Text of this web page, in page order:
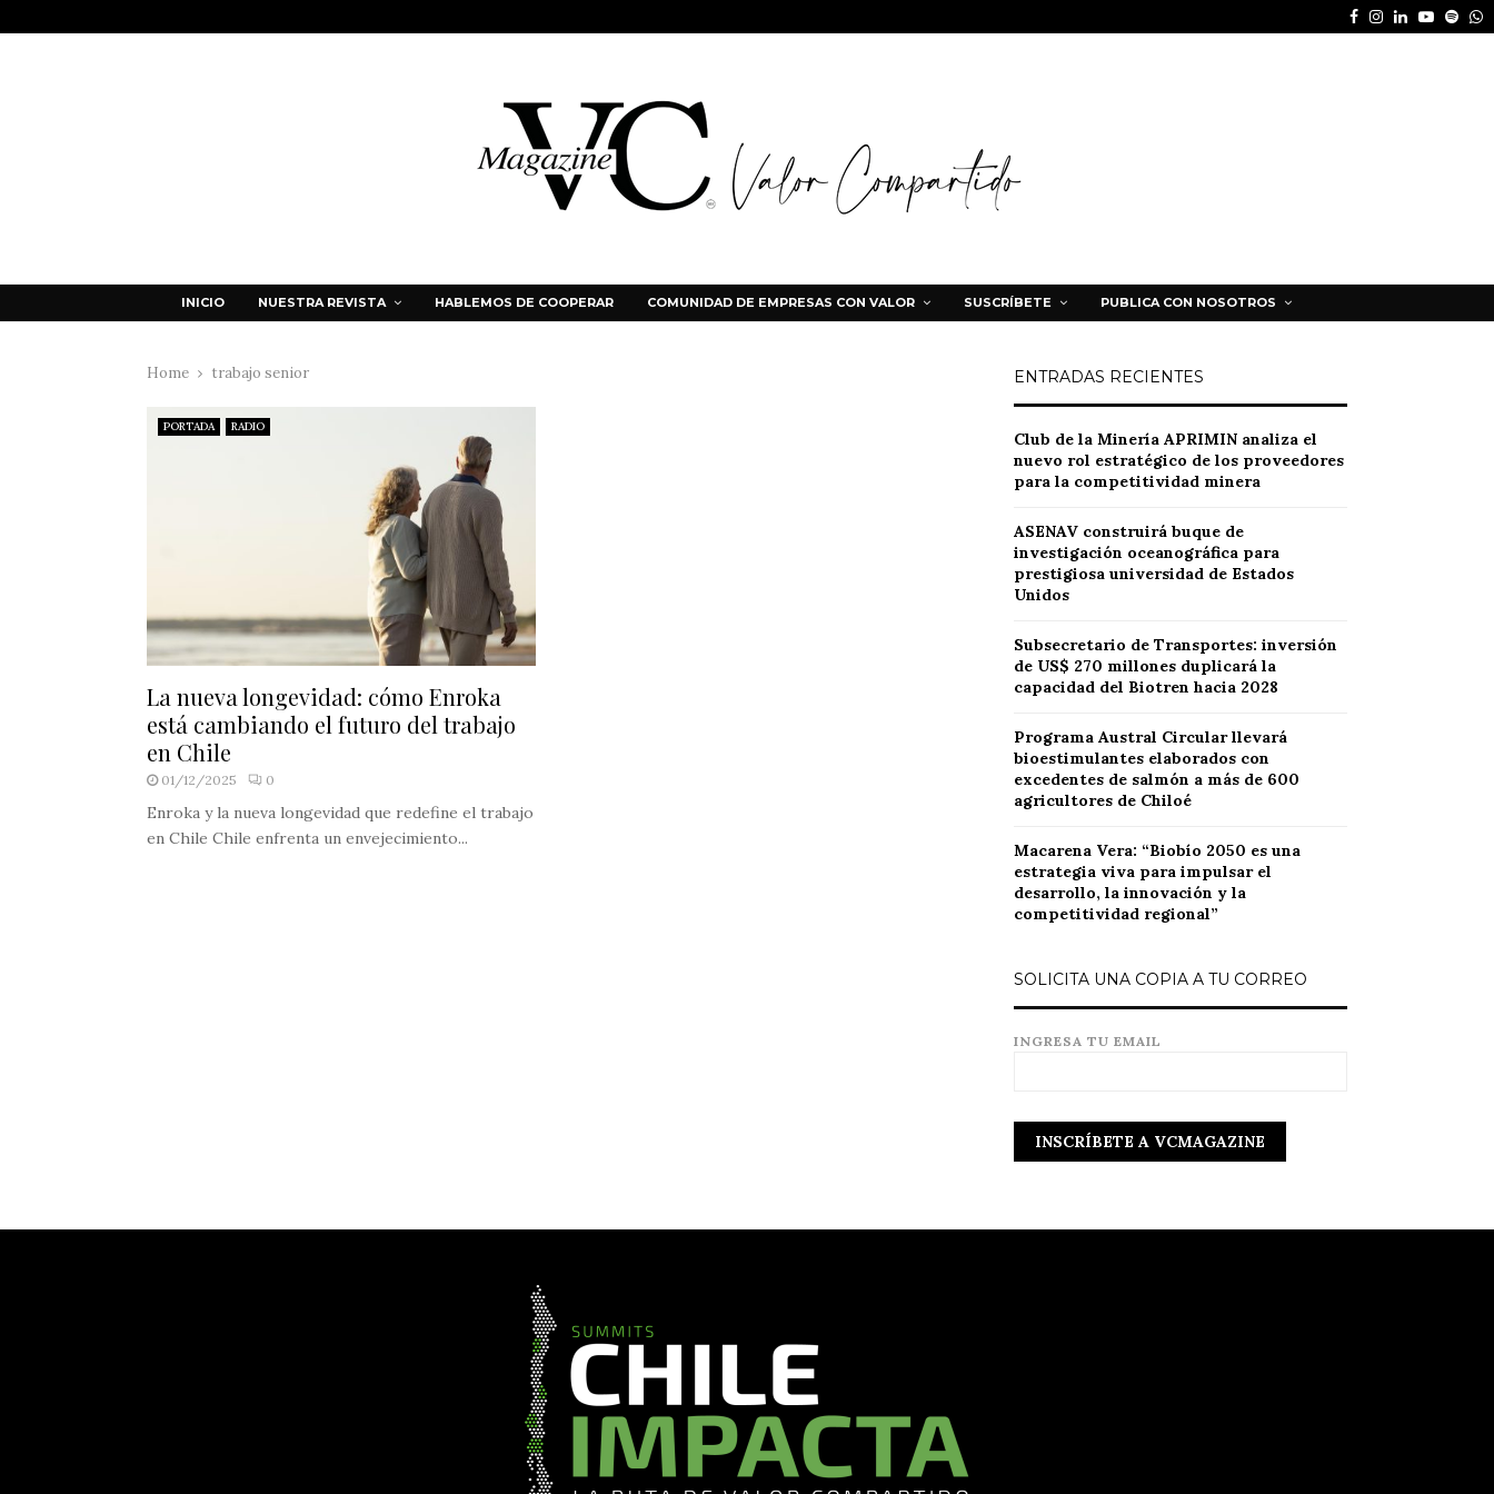
Facebook
Instagram
LinkedinYoutube
INICIO NUESTRA REVISTA HABLEMOS DE COOPERAR COMUNIDAD DE EMPRESAS CON VALOR SUSCRÍBETE PUBLICA CON NOSOTROS
Home trabajo senior
PORTADA RADIO
La nueva longevidad: cómo Enroka
está cambiando el futuro del trabajo
en Chile
01/12/2025 0
Enroka y la nueva longevidad que redefine el trabajo
en Chile Chile enfrenta un envejecimiento...
ENTRADAS RECIENTES
Club de la Minería APRIMIN analiza el
nuevo rol estratégico de los proveedores
para la competitividad minera
ASENAV construirá buque de
investigación oceanográfica para
prestigiosa universidad de Estados
Unidos
Subsecretario de Transportes: inversión
de US$ 270 millones duplicará la
capacidad del Biotren hacia 2028
Programa Austral Circular llevará
bioestimulantes elaborados con
excedentes de salmón a más de 600
agricultores de Chiloé
Macarena Vera: “Biobío 2050 es una
estrategia viva para impulsar el
desarrollo, la innovación y la
competitividad regional”
SOLICITA UNA COPIA A TU CORREO
INGRESA TU EMAIL